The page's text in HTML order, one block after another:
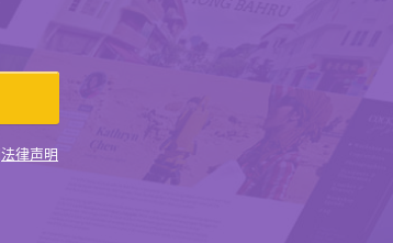
法律声明